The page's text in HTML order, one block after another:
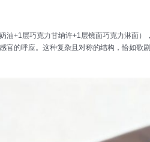
油+1层巧克力甘纳许+1层镜面巧克力淋面）
官的呼应。这种复杂且对称的结构，恰如歌